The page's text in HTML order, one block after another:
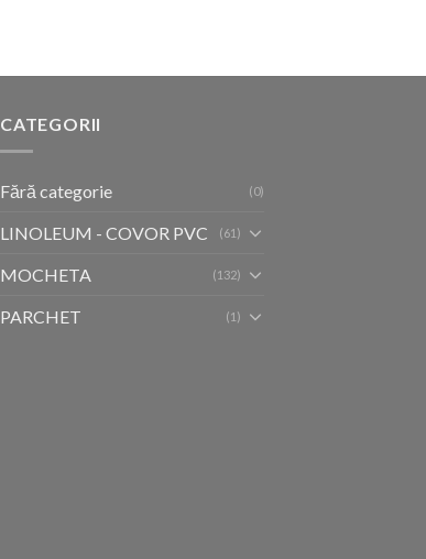
CATEGORII
Fără categorie (0)
LINOLEUM - COVOR PVC (61)
MOCHETA (132)
PARCHET (1)